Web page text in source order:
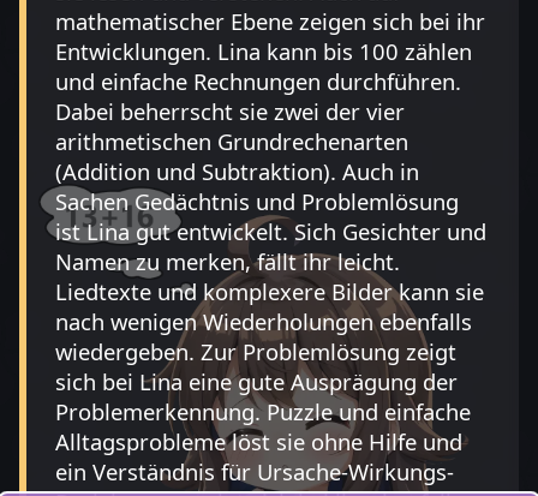
mathematischer Ebene zeigen sich bei ihr
Entwicklungen. Lina kann bis 100 zählen
und einfache Rechnungen durchführen.
Dabei beherrscht sie zwei der vier
arithmetischen Grundrechenarten
(Addition und Subtraktion). Auch in
Sachen Gedächtnis und Problemlösung
ist Lina gut entwickelt. Sich Gesichter und
Namen zu merken, fällt ihr leicht.
Liedtexte und komplexere Bilder kann sie
nach wenigen Wiederholungen ebenfalls
wiedergeben. Zur Problemlösung zeigt
sich bei Lina eine gute Ausprägung der
Problemerkennung. Puzzle und einfache
Alltagsprobleme löst sie ohne Hilfe und
ein Verständnis für Ursache-Wirkungs-